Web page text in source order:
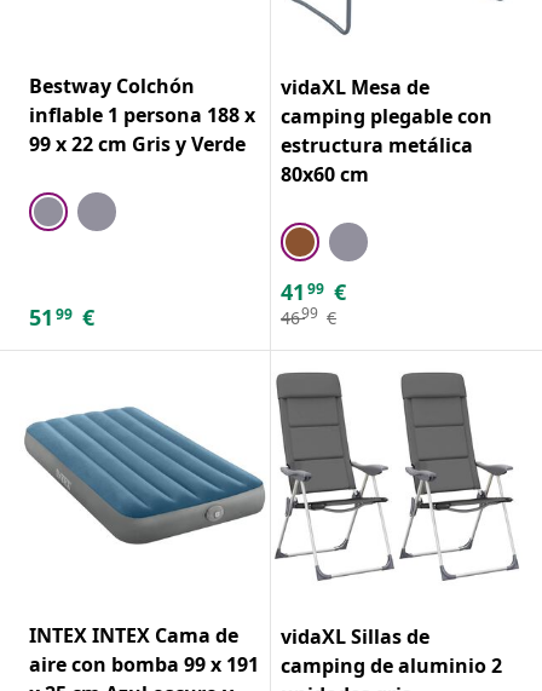
Bestway Colchón
inflable 1 persona 188 x
99 x 22 cm Gris y Verde
51 99 €
vidaXL Mesa de
camping plegable con
estructura metálica
80x60 cm
41 99 €
4699 €
INTEX INTEX Cama de
aire con bomba 99 x 191
vidaXL Sillas de
camping de aluminio 2